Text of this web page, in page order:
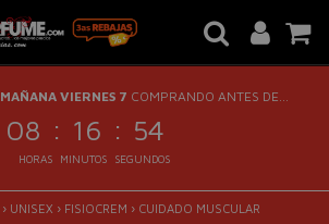
MAÑANA VIERNES 7 COMPRANDO ANTES DE...
08 : 16 : 54
HORAS MINUTOS SEGUNDOS
› UNISEX › FISIOCREM › CUIDADO MUSCULAR